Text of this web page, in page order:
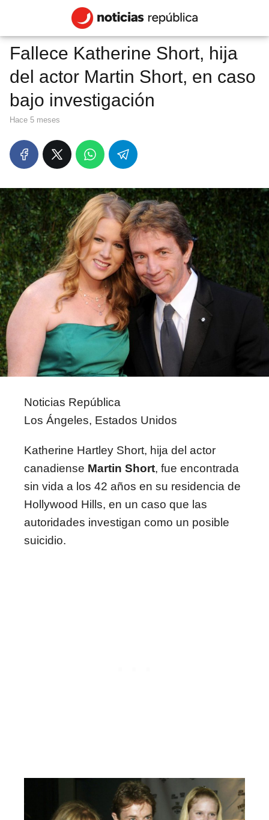
Fallece Katherine Short, hija
del actor Martin Short, en caso
bajo investigación
hace 5 meses
Noticias República
Los Ángeles, Estados Unidos
Katherine Hartley Short, hija del actor
canadiense Martin Short, fue encontrada
sin vida a los 42 años en su residencia de
Hollywood Hills, en un caso que las
autoridades investigan como un posible
suicidio.